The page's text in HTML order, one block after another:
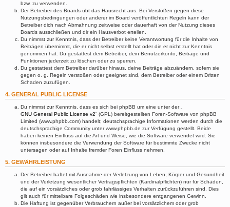
bzw. zu verwenden.
Der Betreiber des Boards übt das Hausrecht aus. Bei Verstößen gegen diese
Nutzungsbedingungen oder anderer im Board veröffentlichten Regeln kann der
Betreiber dich nach Abmahnung zeitweise oder dauerhaft von der Nutzung dieses
Boards ausschließen und dir ein Hausverbot erteilen.
Du nimmst zur Kenntnis, dass der Betreiber keine Verantwortung für die Inhalte von
Beiträgen übernimmt, die er nicht selbst erstellt hat oder die er nicht zur Kenntnis
genommen hat. Du gestattest dem Betreiber, dein Benutzerkonto, Beiträge und
Funktionen jederzeit zu löschen oder zu sperren.
Du gestattest dem Betreiber darüber hinaus, deine Beiträge abzuändern, sofern sie
gegen o. g. Regeln verstoßen oder geeignet sind, dem Betreiber oder einem Dritten
Schaden zuzufügen.
4. GENERAL PUBLIC LICENSE
Du nimmst zur Kenntnis, dass es sich bei phpBB um eine unter der „
GNU General Public License v2“ (GPL) bereitgestellten Foren-Software von phpBB
Limited (www.phpbb.com) handelt; deutschsprachige Informationen werden durch die
deutschsprachige Community unter www.phpbb.de zur Verfügung gestellt. Beide
haben keinen Einfluss auf die Art und Weise, wie die Software verwendet wird. Sie
können insbesondere die Verwendung der Software für bestimmte Zwecke nicht
untersagen oder auf Inhalte fremder Foren Einfluss nehmen.
5. GEWÄHRLEISTUNG
Der Betreiber haftet mit Ausnahme der Verletzung von Leben, Körper und Gesundheit
und der Verletzung wesentlicher Vertragspflichten (Kardinalpflichten) nur für Schäden,
die auf ein vorsätzliches oder grob fahrlässiges Verhalten zurückzuführen sind. Dies
gilt auch für mittelbare Folgeschäden wie insbesondere entgangenen Gewinn.
Die Haftung ist gegenüber Verbrauchern außer bei vorsätzlichem oder grob